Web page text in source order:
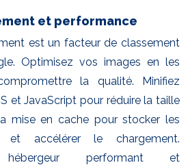
et performance
est un facteur de classement
Optimisez vos images en les
la qualité. Minifiez
et JavaScript pour réduire la taille
mise en cache pour stocker les
et accélérer le chargement.
performant et